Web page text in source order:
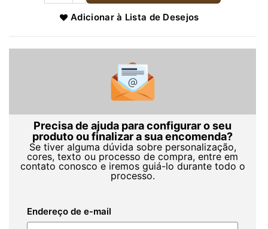
Adicionar à Lista de Desejos
Precisa de ajuda para configurar o seu
produto ou finalizar a sua encomenda?
Se tiver alguma dúvida sobre personalização,
cores, texto ou processo de compra, entre em
contato conosco e iremos guiá-lo durante todo o
processo.
Endereço de e-mail